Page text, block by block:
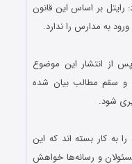
کرد: رایتل بر اساس این قانون
به مدارس را ندارد.
پس از انتشار این موضوع
سقم مطالب بیان شده
شود.
به کار بسته اند که این
و رسانه‌ها خواهش